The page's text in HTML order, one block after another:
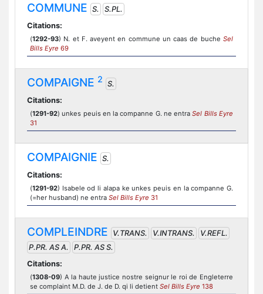
COMMUNE S.
S.PL.
Citations:
(1292-93) N. et F. aveyent en commune un caas de buche Sel
Bills Eyre 69
COMPAIGNE 2 S.
Citations:
(1291-92) unkes peuis en la companne G. ne entraSel Bills Eyre
31
COMPAIGNIE S.
Citations:
(1291-92) Isabele od li alapa ke unkes peuis en la companne G.
(=her husband) ne entra Sel Bills Eyre 31
COMPLEINDRE V.TRANS. V.INTRANS.
V.REFL.
P.PR. AS A.
P.PR. AS S.
Citations:
(1308-09) A la haute justice nostre seignur le roi de Engleterre
se complaint M.D. de J. de D. qi li detient Sel Bills Eyre 138